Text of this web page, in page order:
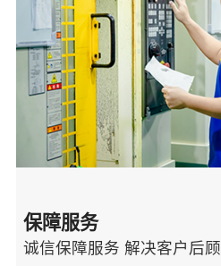
保障服务
诚信保障服务 解决客户后